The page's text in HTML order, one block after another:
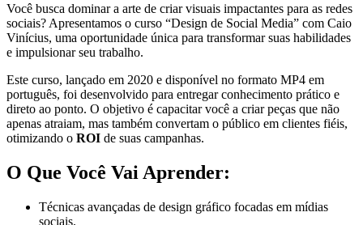
Você busca dominar a arte de criar visuais impactantes para as redes
sociais? Apresentamos o curso “Design de Social Media” com Caio
Vinícius, uma oportunidade única para transformar suas habilidades
e impulsionar seu trabalho.
Este curso, lançado em 2020 e disponível no formato MP4 em
português, foi desenvolvido para entregar conhecimento prático e
direto ao ponto. O objetivo é capacitar você a criar peças que não
apenas atraiam, mas também convertam o público em clientes fiéis,
otimizando o ROI de suas campanhas.
O Que Você Vai Aprender:
Técnicas avançadas de design gráfico focadas em mídias
sociais.